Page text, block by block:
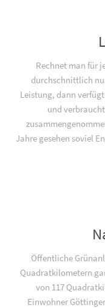
Rechnet man für
durchschnittlich
Leistung, dann
und
Jahre gesehen soviel
Öffentliche
Quadratkilometern
von 117
Einwohner